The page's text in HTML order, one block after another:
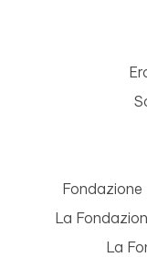
Fondazione
La
La